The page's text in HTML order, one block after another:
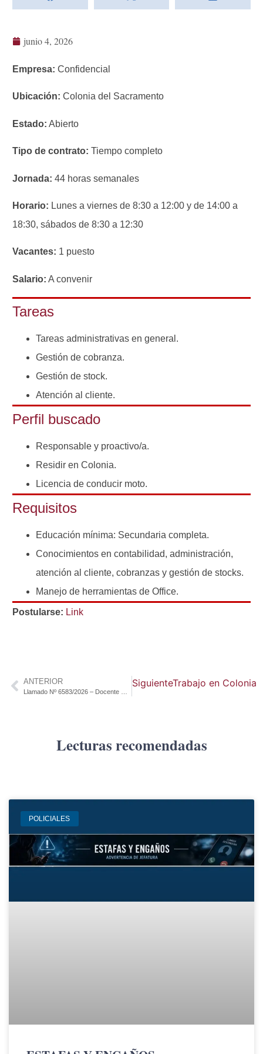
junio 4, 2026
Empresa: Confidencial
Ubicación: Colonia del Sacramento
Estado: Abierto
Tipo de contrato: Tiempo completo
Jornada: 44 horas semanales
Horario: Lunes a viernes de 8:30 a 12:00 y de 14:00 a
18:30, sábados de 8:30 a 12:30
Vacantes: 1 puesto
Salario: A convenir
Tareas
Tareas administrativas en general.
Gestión de cobranza.
Gestión de stock.
Atención al cliente.
Perfil buscado
Responsable y proactivo/a.
Residir en Colonia.
Licencia de conducir moto.
Requisitos
Educación mínima: Secundaria completa.
Conocimientos en contabilidad, administración,
atención al cliente, cobranzas y gestión de stocks.
Manejo de herramientas de Office.
Postularse: Link
ANTERIOR SiguienteTrabajo en Colonia
Lecturas recomendadas
POLICIALES